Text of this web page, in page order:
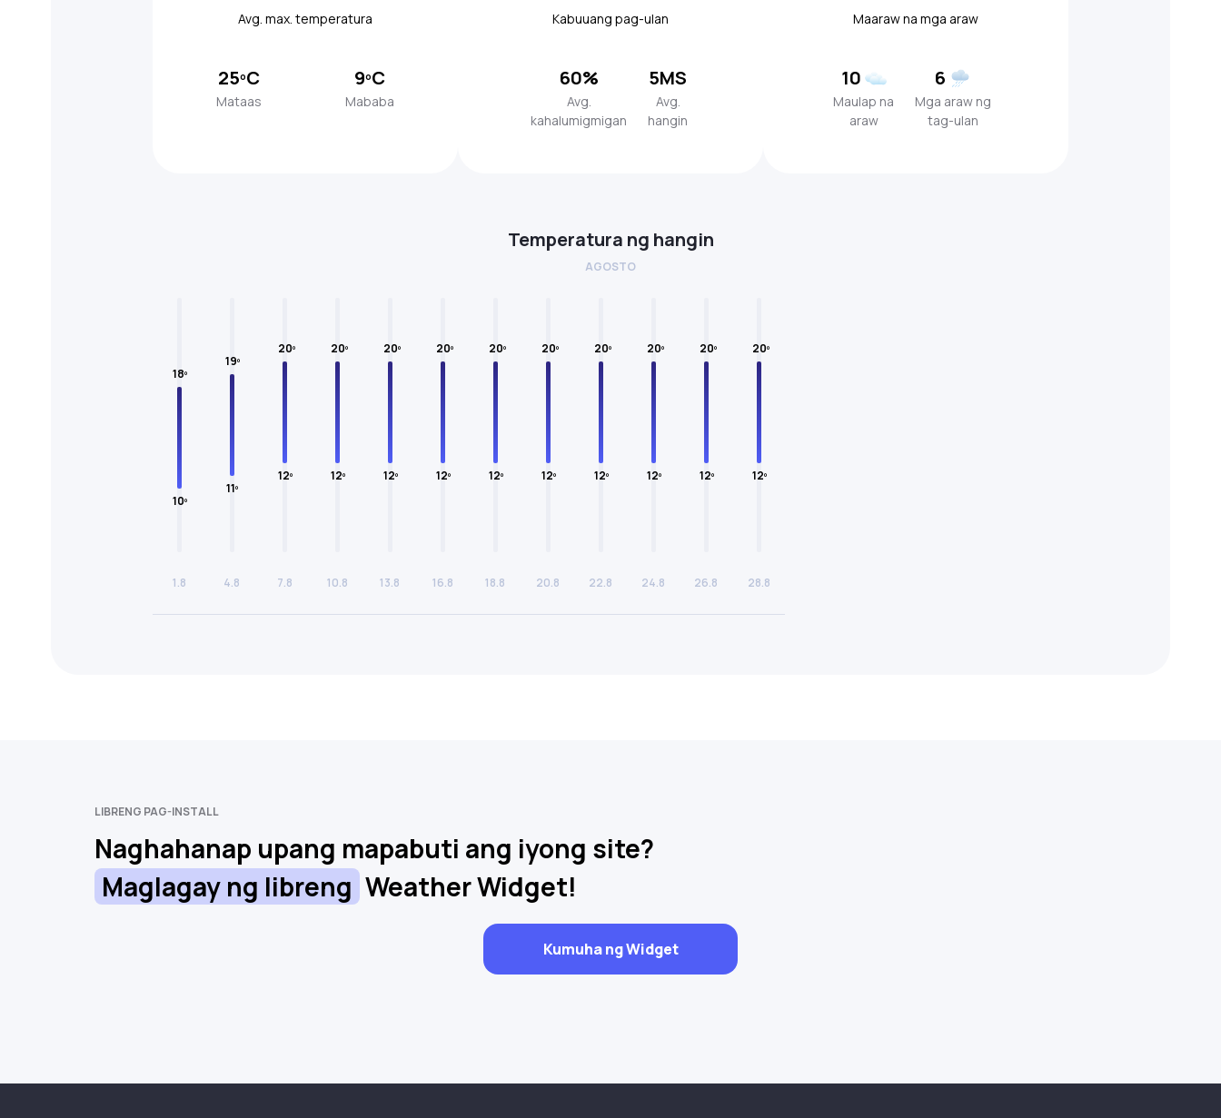
Avg. max. temperatura
25ºC
Mataas
9ºC
Mababa
Kabuuang pag-ulan
60%
Avg.
kahalumigmigan
5MS
Avg.
hangin
Maaraw na mga araw
10
Maulap na
araw
6
Mga araw ng
tag-ulan
Temperatura ng hangin
AGOSTO
10º
18º
1.8
11º
19º
4.8
12º
20º
7.8
12º
20º
10.8
12º
20º
13.8
12º
20º
16.8
12º
20º
18.8
12º
20º
20.8
12º
20º
22.8
12º
20º
24.8
12º
20º
26.8
12º
20º
28.8
LIBRENG PAG-INSTALL
Naghahanap upang mapabuti ang iyong site?
Maglagay ng libreng Weather Widget!
Kumuha ng Widget